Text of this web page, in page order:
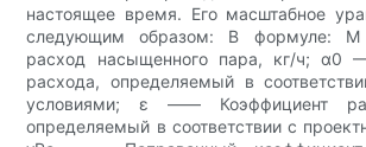
настоящее время. Его масштабное
следующим образом: В формуле:
расход насыщенного пара, кг/ч; α0
расхода, определяемый в
условиями; ε —— Коэффициент
определяемый в соответствии с